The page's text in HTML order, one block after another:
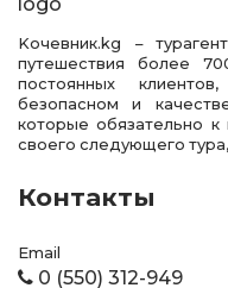
Kочевник.kg –
путешествия более
постоянных
безопасном и
которые обязательно к
своего следующего
Контакты
Email
0 (550) 312-949